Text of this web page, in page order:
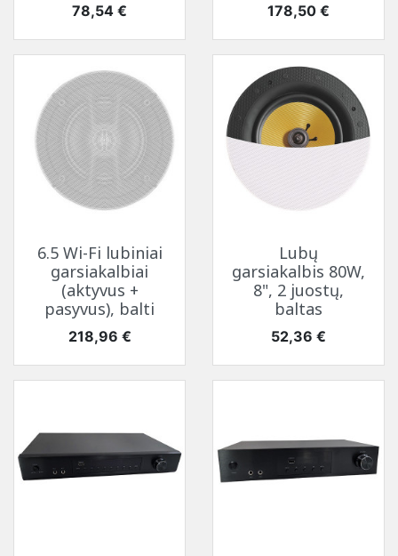
Kaina
78,54 € Kaina
178,50 €
6.5 Wi-Fi lubiniai
garsiakalbiai
(aktyvus +
pasyvus), balti
Kaina
218,96 €
Lubų
garsiakalbis 80W,
8", 2 juostų,
baltas
Kaina
52,36 €